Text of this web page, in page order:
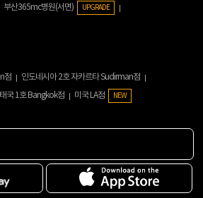
부산365mc병원(서면) UPGRADE
점
인도네시아 2호 자카르타 Sudirman점
태국 1호 Bangkok점 미국 LA점 NEW